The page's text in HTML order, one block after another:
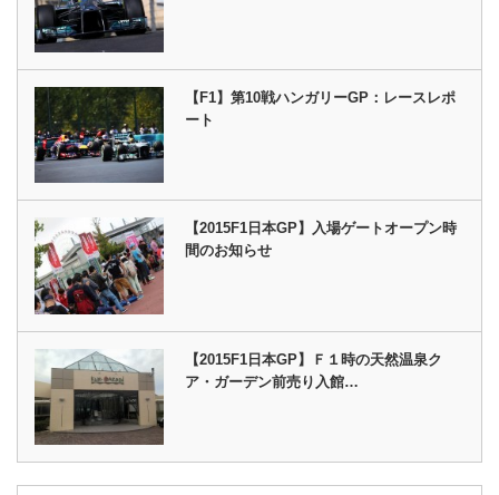
【F1】第10戦ハンガリーGP：レースレポ
ート
【2015F1日本GP】入場ゲートオープン時
間のお知らせ
【2015F1日本GP】Ｆ１時の天然温泉ク
ア・ガーデン前売り入館…